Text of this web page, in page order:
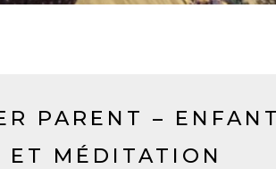
PARENT –
ET MÉDITATION